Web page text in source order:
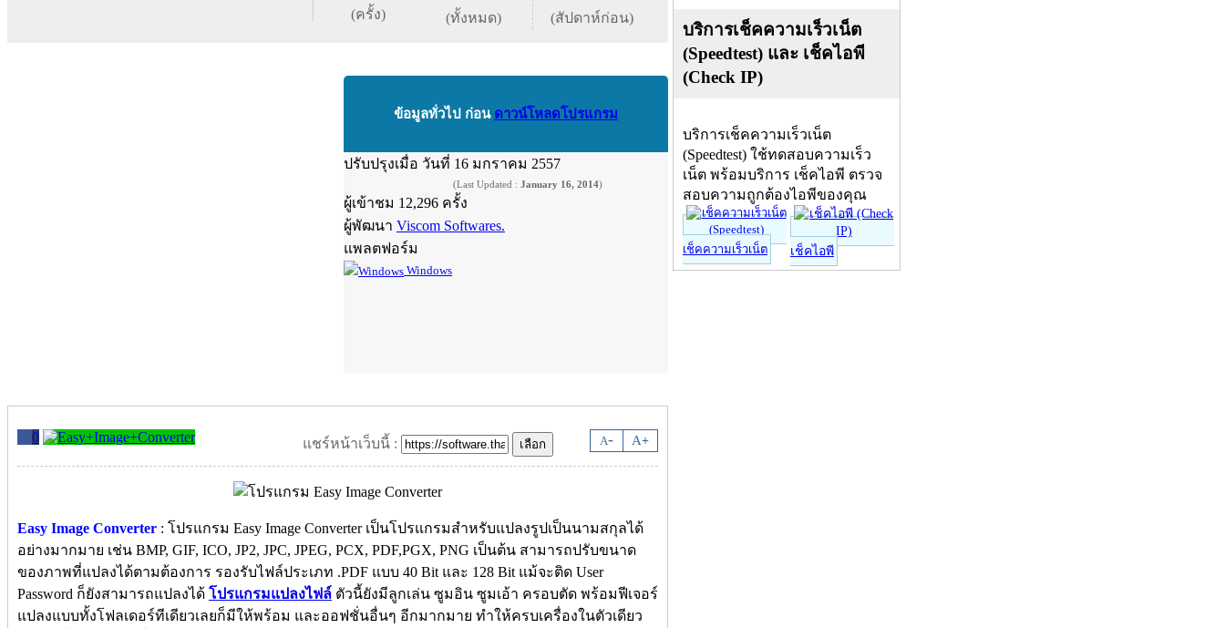
(ครั้ง) (ทั้งหมด) (สัปดาห์ก่อน)
ข้อมูลทั่วไป ก่อน ดาวน์โหลดโปรแกรม
ปรับปรุงเมื่อ วันที่ 16 มกราคม 2557
(Last Updated : January 16, 2014)
ผู้เข้าชม 12,296 ครั้ง
ผู้พัฒนา Viscom Softwares.
แพลตฟอร์ม
Windows
0 A- A+
แชร์หน้าเว็บนี้ :
Easy Image Converter : โปรแกรม Easy Image Converter เป็นโปรแกรมสำหรับแปลงรูปเป็นนามสกุลได้
อย่างมากมาย เช่น BMP, GIF, ICO, JP2, JPC, JPEG, PCX, PDF,PGX, PNG เป็นต้น สามารถปรับขนาด
ของภาพที่แปลงได้ตามต้องการ รองรับไฟล์ประเภท .PDF แบบ 40 Bit และ 128 Bit แม้จะติด User
Password ก็ยังสามารถแปลงได้ โปรแกรมแปลงไฟล์ ตัวนี้ยังมีลูกเล่น ซูมอิน ซูมเอ้า ครอบตัด พร้อมฟีเจอร์
แปลงแบบทั้งโฟลเดอร์ทีเดียวเลยก็มีให้พร้อม และออฟชั่นอื่นๆ อีกมากมาย ทำให้ครบเครื่องในตัวเดียว
บริการเช็คความเร็วเน็ต
(Speedtest) และ เช็คไอพี
(Check IP)
บริการเช็คความเร็วเน็ต
(Speedtest) ใช้ทดสอบความเร็ว
เน็ต พร้อมบริการ เช็คไอพี ตรวจ
สอบความถูกต้องไอพีของคุณ
เช็คความเร็วเน็ต เช็คไอพี